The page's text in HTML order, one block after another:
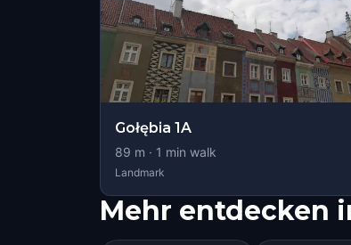
Gołębia 1A
89 m · 1 min walk
Landmark
Mehr entdecken